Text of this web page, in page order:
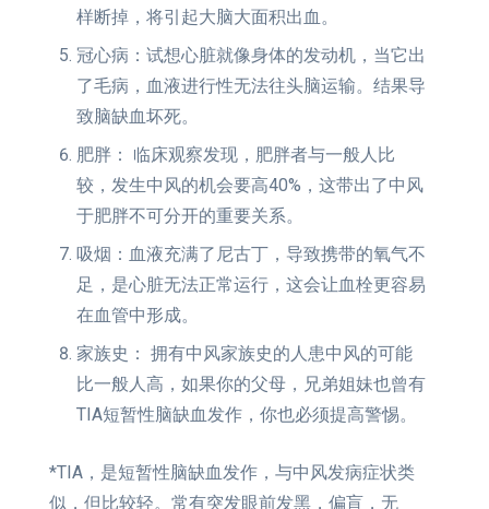
样断掉，将引起大脑大面积出血。
冠心病：试想心脏就像身体的发动机，当它出
了毛病，血液进行性无法往头脑运输。结果导
致脑缺血坏死。
肥胖： 临床观察发现，肥胖者与一般人比
较，发生中风的机会要高40%，这带出了中风
于肥胖不可分开的重要关系。
吸烟：血液充满了尼古丁，导致携带的氧气不
足，是心脏无法正常运行，这会让血栓更容易
在血管中形成。
家族史： 拥有中风家族史的人患中风的可能
比一般人高，如果你的父母，兄弟姐妹也曾有
TIA短暂性脑缺血发作，你也必须提高警惕。
*TIA，是短暂性脑缺血发作，与中风发病症状类
似，但比较轻。常有突发眼前发黑，偏盲，无